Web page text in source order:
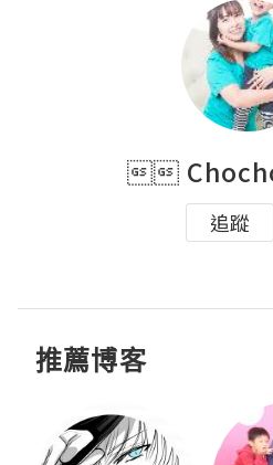
Chocho
追蹤
推薦博客